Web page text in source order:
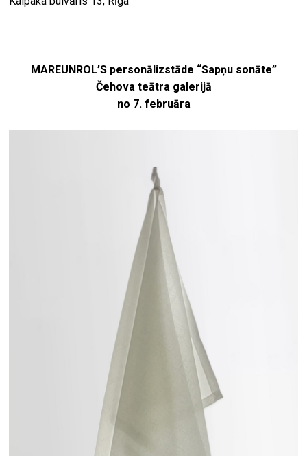
MAREUNROL’S personālizstāde “Sapņu sonāte”
Čehova teātra galerijā
no 7. februāra